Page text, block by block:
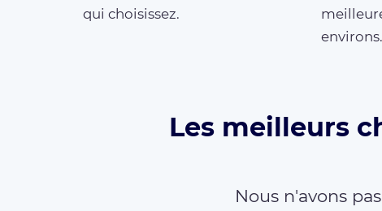
qui choisissez.
environs.
Les meilleurs
Nous n'avons